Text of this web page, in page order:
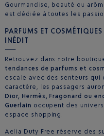
Gourmandise, beauté ou
est dédiée à toutes les
PARFUMS ET
INÉDIT
Retrouvez dans notre
tendances de parfums et
escale avec des senteurs qui
caractère, les passagers
Dior, Hermès, Fragonard ou
Guerlain occupent des
espace shopping.
Aelia Duty Free réserve des